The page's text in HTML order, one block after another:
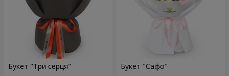
Букет "Три серця" Букет "Сафо"